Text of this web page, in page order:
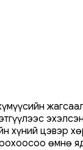
цэвэр
өмнө